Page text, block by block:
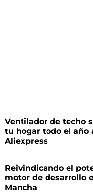
Ventilador de techo
tu hogar todo el año
Aliexpress
Reivindicando el
motor de desarrollo
Mancha